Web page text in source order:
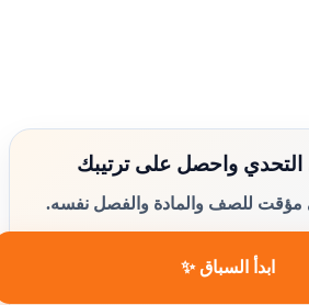
واحصل على ترتيبك
مؤقت للصف والمادة والفصل نفسه.
ابدأ السباق ✨